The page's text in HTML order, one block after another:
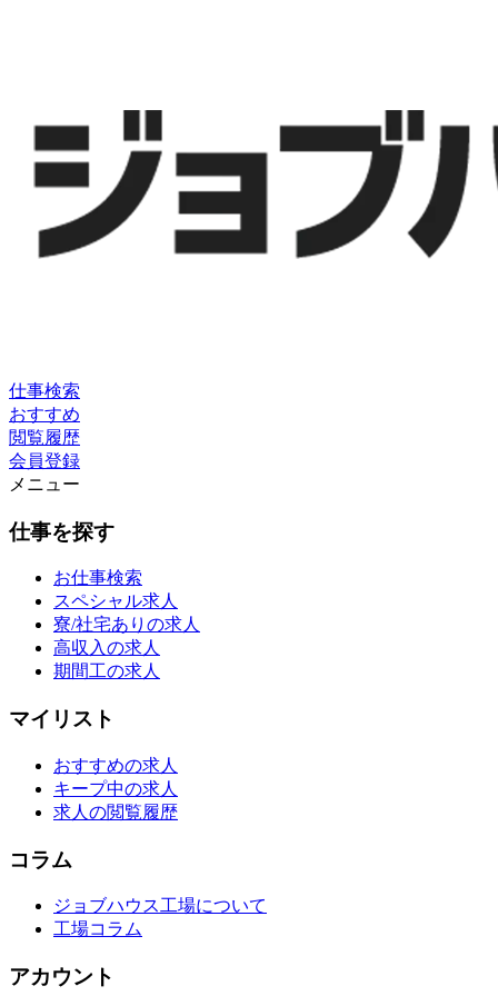
仕事検索
おすすめ
閲覧履歴
会員登録
メニュー
仕事を探す
お仕事検索
スペシャル求人
寮/社宅ありの求人
高収入の求人
期間工の求人
マイリスト
おすすめの求人
キープ中の求人
求人の閲覧履歴
コラム
ジョブハウス工場について
工場コラム
アカウント